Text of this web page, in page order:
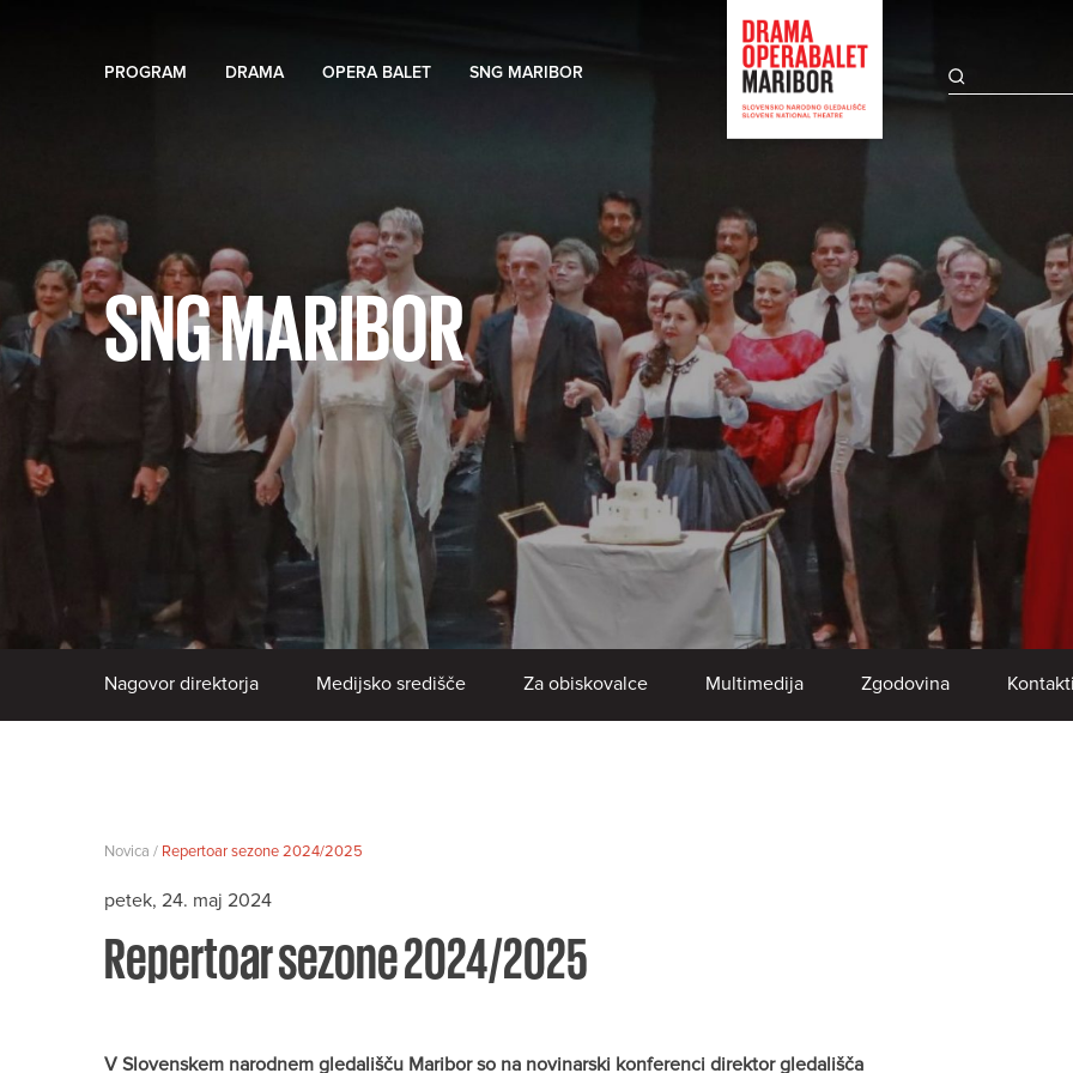
PROGRAM DRAMA OPERA BALET SNG MARIBOR
SNG MARIBOR
Nagovor direktorja Medijsko središče Za obiskovalce Multimedija Zgodovina
Novica / Repertoar sezone 2024/2025
petek, 24. maj 2024
Repertoar sezone 2024/2025
V Slovenskem narodnem gledališču Maribor so na novinarski konferenci direktor gledališča